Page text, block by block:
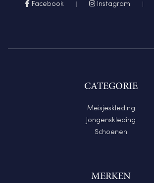
Facebook Instagram
CATEGORIE
Meisjeskleding
Jongenskleding
Schoenen
MERKEN